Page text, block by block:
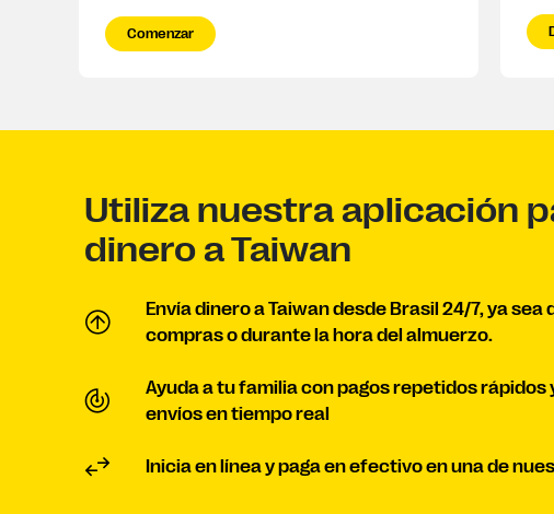
Comenzar
Utiliza nuestra aplicación
dinero a Taiwan
Envía dinero a Taiwan desde Brasil 24/7, ya sea
compras o durante la hora del almuerzo.
Ayuda a tu familia con pagos repetidos rápidos
envíos en tiempo real
Inicia en línea y paga en efectivo en una de